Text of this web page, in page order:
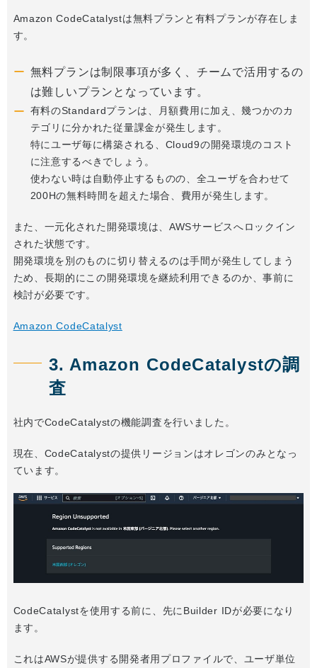
Amazon CodeCatalystは無料プランと有料プランが存在しま
す。
無料プランは制限事項が多く、チームで活用するの
は難しいプランとなっています。
有料のStandardプランは、月額費用に加え、幾つかのカ
テゴリに分かれた従量課金が発生します。
特にユーザ毎に構築される、Cloud9の開発環境のコスト
に注意するべきでしょう。
使わない時は自動停止するものの、全ユーザを合わせて
200Hの無料時間を超えた場合、費用が発生します。
また、一元化された開発環境は、AWSサービスへロックイン
された状態です。
開発環境を別のものに切り替えるのは手間が発生してしまう
ため、長期的にこの開発環境を継続利用できるのか、事前に
検討が必要です。
Amazon CodeCatalyst
3. Amazon CodeCatalystの調
査
社内でCodeCatalystの機能調査を行いました。
現在、CodeCatalystの提供リージョンはオレゴンのみとなっ
ています。
CodeCatalystを使用する前に、先にBuilder IDが必要になり
ます。
これはAWSが提供する開発者用プロファイルで、ユーザ単位